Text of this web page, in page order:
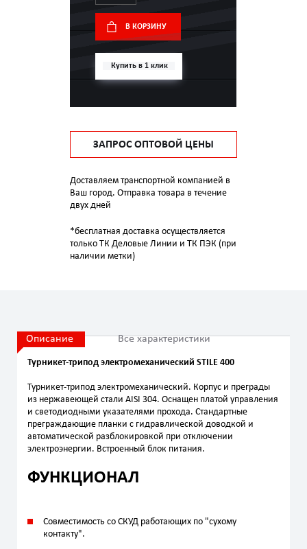
В КОРЗИНУ
Купить в 1 клик
ЗАПРОС ОПТОВОЙ ЦЕНЫ
Доставляем транспортной компанией в
Ваш город. Отправка товара в течение
двух дней
*бесплатная доставка осуществляется
только ТК Деловые Линии и ТК ПЭК (при
наличии метки)
Описание Все характеристики
Турникет-трипод электромеханический STILE 400
Турникет-трипод электромеханический. Корпус и преграды
из нержавеющей стали AISI 304. Оснащен платой управления
и светодиодными указателями прохода. Стандартные
преграждающие планки с гидравлической доводкой и
автоматической разблокировкой при отключении
электроэнергии. Встроенный блок питания.
ФУНКЦИОНАЛ
Совместимость со СКУД работающих по "сухому
контакту".